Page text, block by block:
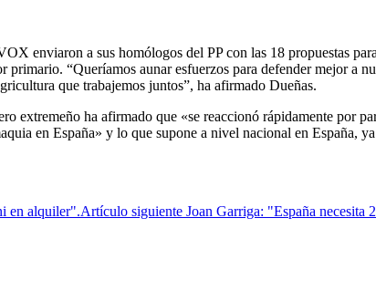
enviaron a sus homólogos del PP con las 18 propuestas
“Queríamos aunar esfuerzos para defender mejor a
que trabajemos juntos”, ha afirmado Dueñas.
extremeño ha afirmado que «se reaccionó rápidamente por
en España» y lo que supone a nivel nacional en España,
en alquiler".Artículo siguiente Joan Garriga: "España necesita